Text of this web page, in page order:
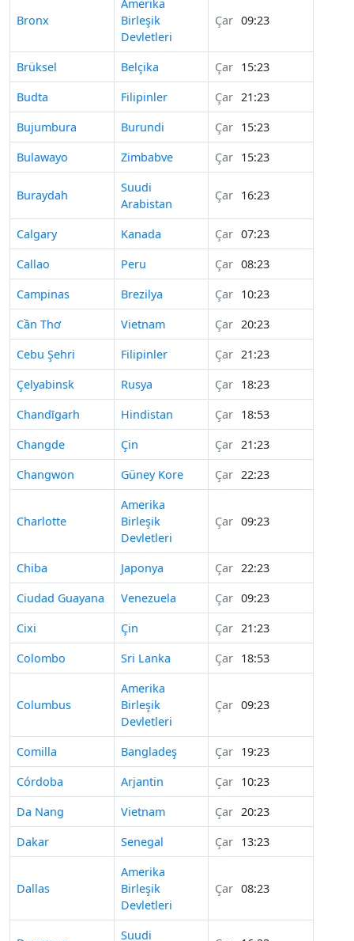
Bronx
Amerika
Birleşik
Devletleri
Çar 09:23
Brüksel Belçika Çar 15:23
Budta
Filipinler Çar 21:23
Bujumbura
Burundi Çar 15:23
Bulawayo
Zimbabve Çar 15:23
Buraydah
Suudi
Arabistan
Çar 16:23
Calgary Kanada Çar 07:23
Callao
Peru Çar 08:23
Campinas
Brezilya Çar 10:23
Cần Thơ
Vietnam Çar 20:23
Cebu Şehri
Filipinler Çar 21:23
Çelyabinsk
Rusya Çar 18:23
Chandīgarh
Hindistan Çar 18:53
Changde
Çin Çar 21:23
Changwon
Güney Kore Çar 22:23
Charlotte
Amerika
Birleşik
Devletleri
Çar 09:23
Chiba Japonya Çar 22:23
Ciudad Guayana
Venezuela Çar 09:23
Cixi
Çin Çar 21:23
Colombo
Sri Lanka Çar 18:53
Columbus
Amerika
Birleşik
Devletleri
Çar 09:23
Comilla Bangladeş Çar 19:23
Córdoba
Arjantin Çar 10:23
Da Nang
Vietnam Çar 20:23
Dakar
Senegal Çar 13:23
Dallas
Amerika
Birleşik
Devletleri
Çar 08:23
Suudi